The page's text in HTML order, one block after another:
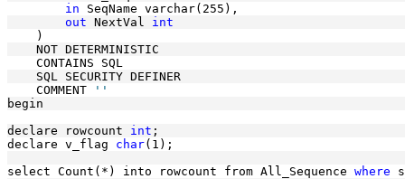
in SeqName varchar(255),
out NextVal int
    )
    NOT DETERMINISTIC
    CONTAINS SQL
    SQL SECURITY DEFINER
    COMMENT
''
begin
declare rowcount int ;
declare v_flag char(1);
select Count(*) into rowcount from All_Sequence where